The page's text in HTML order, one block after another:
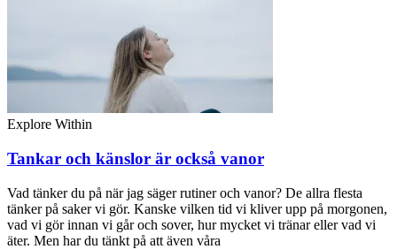
Explore Within
Tankar och känslor är också vanor
Vad tänker du på när jag säger rutiner och vanor? De allra flesta
tänker på saker vi gör. Kanske vilken tid vi kliver upp på morgonen,
vad vi gör innan vi går och sover, hur mycket vi tränar eller vad vi
äter. Men har du tänkt på att även våra